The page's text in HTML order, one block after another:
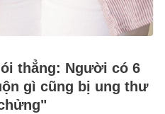
thẳng: Người có 6
gì cũng bị ung thư